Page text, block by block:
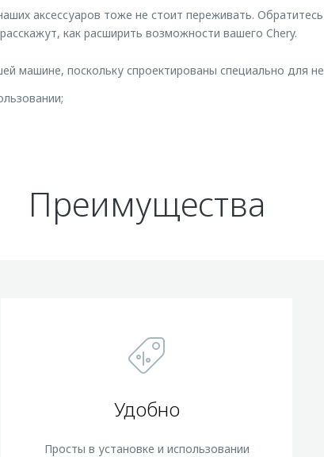
аксессуаров тоже не стоит переживать.
как расширить возможности вашего Chery.
машине, поскольку спроектированы специально для
Преимущества
Удобно
Просты в установке и использовании